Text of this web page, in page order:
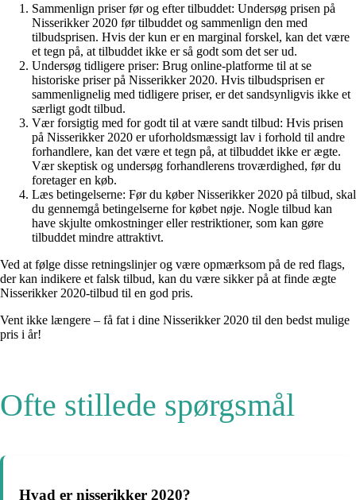
Sammenlign priser før og efter tilbuddet: Undersøg prisen på
Nisserikker 2020 før tilbuddet og sammenlign den med
tilbudsprisen. Hvis der kun er en marginal forskel, kan det være
et tegn på, at tilbuddet ikke er så godt som det ser ud.
Undersøg tidligere priser: Brug online-platforme til at se
historiske priser på Nisserikker 2020. Hvis tilbudsprisen er
sammenlignelig med tidligere priser, er det sandsynligvis ikke et
særligt godt tilbud.
Vær forsigtig med for godt til at være sandt tilbud: Hvis prisen
på Nisserikker 2020 er uforholdsmæssigt lav i forhold til andre
forhandlere, kan det være et tegn på, at tilbuddet ikke er ægte.
Vær skeptisk og undersøg forhandlerens troværdighed, før du
foretager en køb.
Læs betingelserne: Før du køber Nisserikker 2020 på tilbud, skal
du gennemgå betingelserne for købet nøje. Nogle tilbud kan
have skjulte omkostninger eller restriktioner, som kan gøre
tilbuddet mindre attraktivt.
Ved at følge disse retningslinjer og være opmærksom på de red flags,
der kan indikere et falsk tilbud, kan du være sikker på at finde ægte
Nisserikker 2020-tilbud til en god pris.
Vent ikke længere – få fat i dine Nisserikker 2020 til den bedst mulige
pris i år!
Ofte stillede spørgsmål
Hvad er nisserikker 2020?